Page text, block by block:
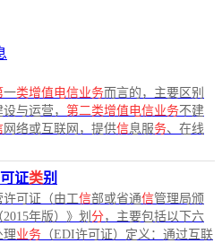
一类增值电信业务而言的，主要区别
与运营， 第二类增值电信业务不建
网络或互联网，提供信息服务、在线
证类别
许可证（由工信部或省通信管理局颁
2015年版）》划 分，主要包括以下六
理业务 （EDI许可证）定义：通过互联